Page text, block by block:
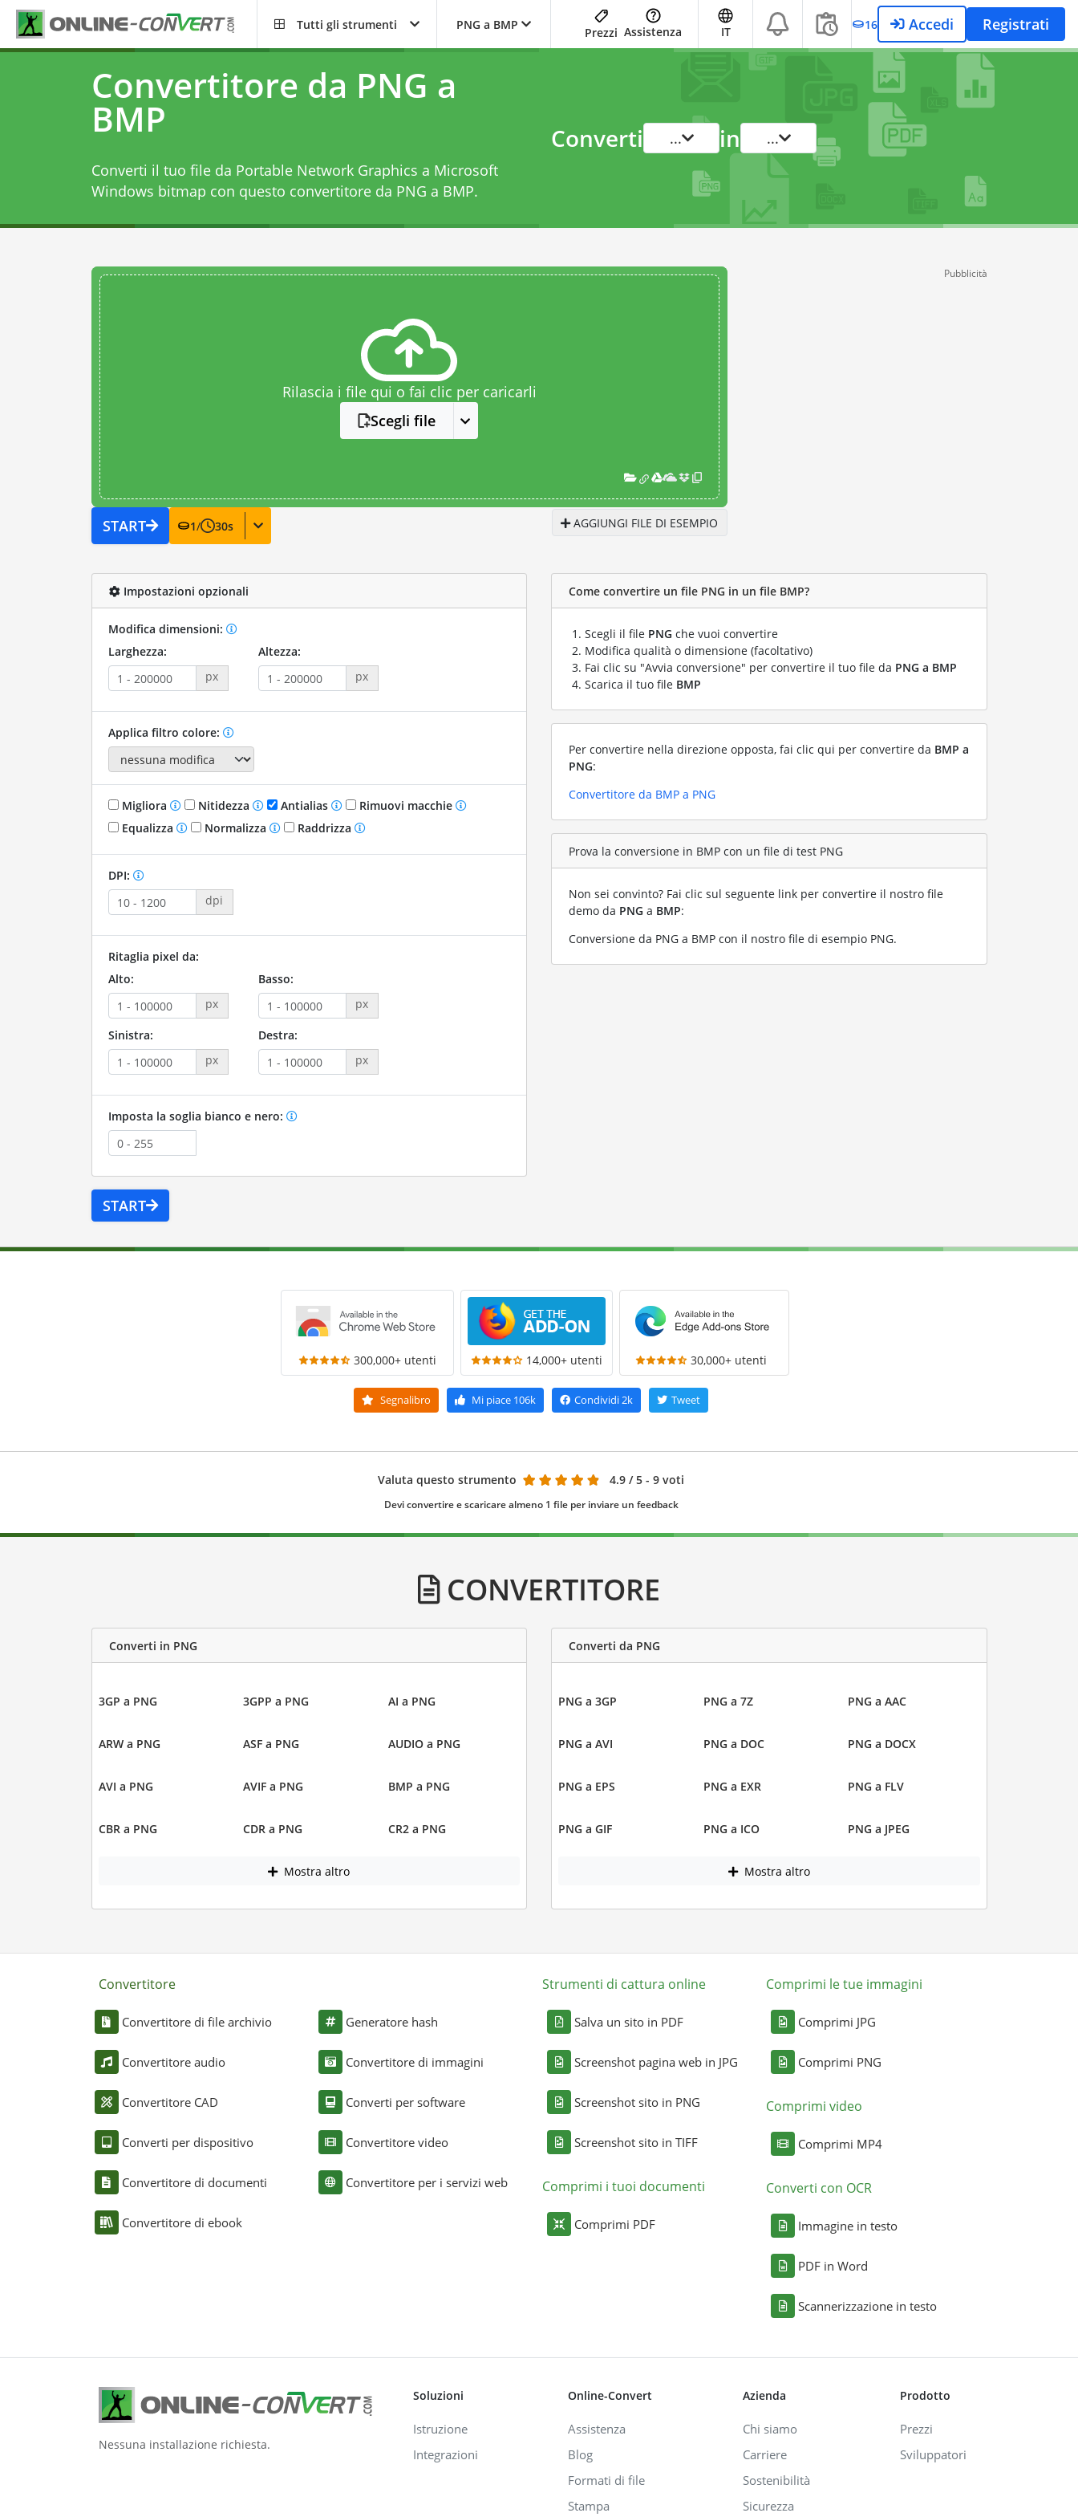
Tutti gli strumenti PNG a BMP
Prezzi Assistenza IT 16 Accedi Registrati
Convertitore da PNG a
BMP
Converti il tuo file da Portable Network Graphics a Microsoft
Windows bitmap con questo convertitore da PNG a BMP.
Converti ... in ...
Rilascia i file qui o fai clic per caricarli
Scegli file
START 1/ 30s AGGIUNGI FILE DI ESEMPIO
Pubblicità
Impostazioni opzionali
Modifica dimensioni:
Larghezza:
px
Altezza:
px
Applica filtro colore:
Migliora Nitidezza Antialias
Rimuovi macchie
Equalizza
Normalizza Raddrizza
DPI:
dpi
Ritaglia pixel da:
Alto:
px
Basso:
px
Sinistra:
px
Destra:
px
Imposta la soglia bianco e nero:
START
Come convertire un file PNG in un file BMP?
Scegli il file PNG che vuoi convertire
Modifica qualità o dimensione (facoltativo)
Fai clic su "Avvia conversione" per convertire il tuo file da PNG a BMP
Scarica il tuo file BMP
Per convertire nella direzione opposta, fai clic qui per convertire da BMP a
PNG:
Convertitore da BMP a PNG
Prova la conversione in BMP con un file di test PNG
Non sei convinto? Fai clic sul seguente link per convertire il nostro file
demo da PNG a BMP:
Conversione da PNG a BMP con il nostro file di esempio PNG.
300,000+ utenti 14,000+ utenti 30,000+ utenti
Segnalibro Mi piace 106k Condividi2k Tweet
Valuta questo strumento 4.9 / 5 - 9 voti
Devi convertire e scaricare almeno 1 file per inviare un feedback
CONVERTITORE
Converti in PNG
3GP a PNG 3GPP a PNG AI a PNG
ARW a PNG ASF a PNG AUDIO a PNG
AVI a PNG AVIF a PNG BMP a PNG
CBR a PNG CDR a PNG CR2 a PNG
Mostra altro
Converti da PNG
PNG a 3GP PNG a 7Z PNG a AAC
PNG a AVI PNG a DOC PNG a DOCX
PNG a EPS PNG a EXR PNG a FLV
PNG a GIF PNG a ICO PNG a JPEG
Mostra altro
Convertitore
Convertitore di file archivio
Convertitore audio
Convertitore CAD
Converti per dispositivo
Convertitore di documenti
Convertitore di ebook
Generatore hash
Convertitore di immagini
Converti per software
Convertitore video
Convertitore per i servizi web
Strumenti di cattura online
Salva un sito in PDF
Screenshot pagina web in JPG
Screenshot sito in PNG
Screenshot sito in TIFF
Comprimi i tuoi documenti
Comprimi PDF
Comprimi le tue immagini
Comprimi JPG
Comprimi PNG
Comprimi video
Comprimi MP4
Converti con OCR
Immagine in testo
PDF in Word
Scannerizzazione in testo
Nessuna installazione richiesta.
Soluzioni
Istruzione
Integrazioni
Online-Convert
Assistenza
Blog
Formati di file
Stampa
Azienda
Chi siamo
Carriere
Sostenibilità
Sicurezza
Prodotto
Prezzi
Sviluppatori